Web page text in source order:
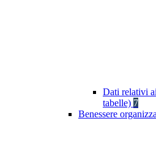
Dati relativi
tabelle) 7
Benessere